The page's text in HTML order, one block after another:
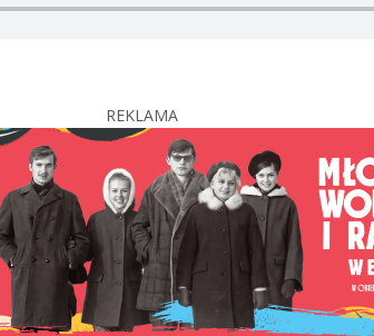
REKLAMA